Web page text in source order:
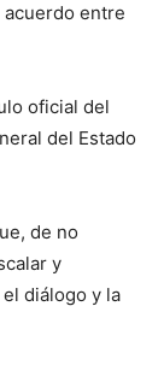
entre
oficial del
del Estado
de no
y
diálogo y la